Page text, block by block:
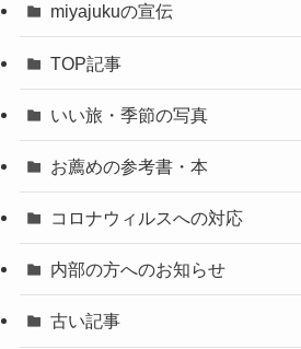
miyajukuの宣伝
TOP記事
いい旅・季節の写真
お薦めの参考書・本
コロナウィルスへの対応
内部の方へのお知らせ
古い記事